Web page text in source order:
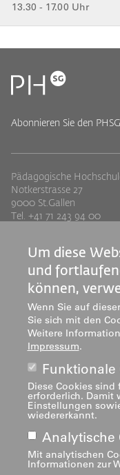
13.30 - 17.00 Uhr
Abonnieren Sie den
Pädagogische
Notkerstrasse 27
9000 St.Gallen
Tel. +41 71 243 94 00
Footer
Links
Standorte
Jobs
Medien
Mediatheken
Impressum
Um diese
und
können,
Wenn Sie auf
Sie sich mit den
Weitere
Impressum.
Funktionale
Diese Cookies
erforderlich. Damit
Einstellungen
wiedererkannt.
Analytische
Mit analytischen
Informationen zur